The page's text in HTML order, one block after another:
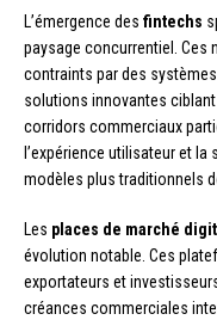
L’émergence des fintechs
paysage concurrentiel. Ces
contraints par des
solutions innovantes
corridors commerciaux
l’expérience utilisateur et
modèles plus traditionnels
Les places de marché
évolution notable. Ces
exportateurs et
créances commerciales